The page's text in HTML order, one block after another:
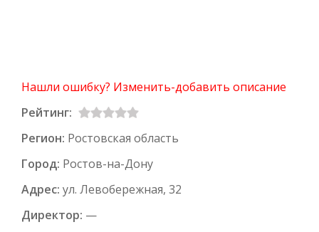
Нашли ошибку? Изменить-добавить описание
Рейтинг:
Регион: Ростовская область
Город: Ростов-на-Дону
Адрес: ул. Левобережная, 32
Директор: —